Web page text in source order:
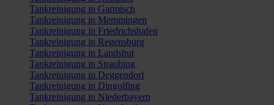
Tankreinigung in Garmisch
Tankreinigung in Memmingen
Tankreinigung in Friedrichshafen
Tankreinigung in Regensburg
Tankreinigung in Landshut
Tankreinigung in Straubing
Tankreinigung in Deggendorf
Tankreinigung in Dingolfing
Tankreinigung in Niederbayern